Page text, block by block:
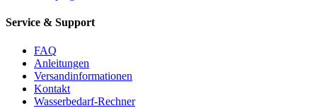
Service & Support
FAQ
Anleitungen
Versandinformationen
Kontakt
Wasserbedarf-Rechner